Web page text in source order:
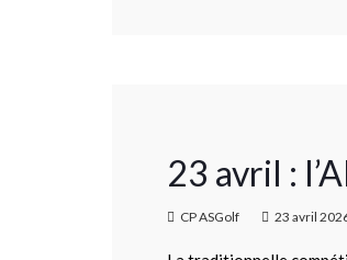
23 avril :
CP ASGolf 23 avril